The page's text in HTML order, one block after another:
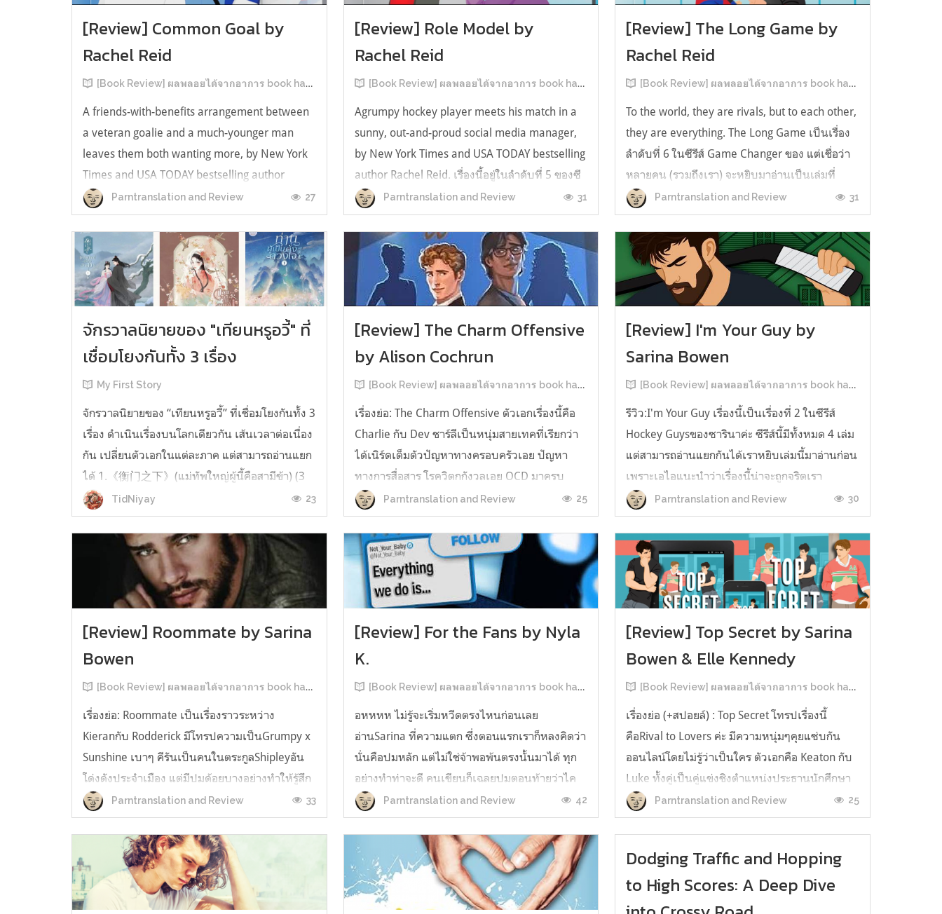
[Review] Common Goal by
Rachel Reid
[Book Review] ผลพลอยได้จากอาการ book hangover หลังอ่านสารพัน MM Romance
A friends-with-benefits arrangement between
a veteran goalie and a much-younger man
leaves them both wanting more, by New York
Times and USA TODAY bestselling author
Rachel Reid. เป็นเรื่องลำดับที่ 4ในซีรีส์ Game
Changer และเป็นเล่มที่ 4 ที่เราหยิบมาอ่าน ใน
ที่สุดลำดับเรื่องกับลำดับที่หยิบอ่านก็ตรงกั...
Parntranslation and Review 27
[Review] Role Model by
Rachel Reid
[Book Review] ผลพลอยได้จากอาการ book hangover หลังอ่านสารพัน MM Romance
Agrumpy hockey player meets his match in a
sunny, out-and-proud social media manager,
by New York Times and USA TODAY bestselling
author Rachel Reid. เรื่องนี้อยู่ในลำดับที่ 5 ของซี
รีส์ Game Changer แต่เป็นเรื่องที่ 3 ที่เราหยิบมา
อ่าน เพราะเห็นว่าเป็นเรื่องในไทม์ไลน์เดียวกันกับ
TheLong Game ประกอบกั...
Parntranslation and Review 31
[Review] The Long Game by
Rachel Reid
[Book Review] ผลพลอยได้จากอาการ book hangover หลังอ่านสารพัน MM Romance
To the world, they are rivals, but to each other,
they are everything. The Long Game เป็นเรื่อง
ลำดับที่ 6 ในซีรีส์ Game Changer ของ แต่เชื่อว่า
หลายคน (รวมถึงเรา) จะหยิบมาอ่านเป็นเล่มที่
2หลังจากอ่าน Heated Rivalry มา555 เรื่องย่อ:
The Long Game เล่ม Long Game นี่จะเป็น
ประมาณ2 ปีหลังจาก HR จะดำเนินเ...
Parntranslation and Review 31
จักรวาลนิยายของ "เทียนหรูอวี้" ที่
เชื่อมโยงกันทั้ง 3 เรื่อง
My First Story
จักรวาลนิยายของ “เทียนหรูอวี้” ที่เชื่อมโยงกันทั้ง 3
เรื่อง ดำเนินเรื่องบนโลกเดียวกัน เส้นเวลาต่อเนื่อง
กัน เปลี่ยนตัวเอกในแต่ละภาค แต่สามารถอ่านแยก
ได้ 1.《衡门之下》(แม่ทัพใหญ่ผู้นี้คือสามีข้า) (3
เล่มจบ) เป็นเรื่องที่เกิดก่อน เล่าเรื่องของ ฝูถิง กับ
หลี่ชีฉือ ที่ต้องแต่งงานกันก่อนจะใช้ชีวิตห่างไกล
TidNiyay 23
[Review] The Charm Offensive
by Alison Cochrun
[Book Review] ผลพลอยได้จากอาการ book hangover หลังอ่านสารพัน MM Romance
เรื่องย่อ: The Charm Offensive ตัวเอกเรื่องนี้คือ
Charlie กับ Dev ชาร์ลีเป็นหนุ่มสายเทคที่เรียกว่า
ได้เนิร์ดเต็มตัวปัญหาทางครอบครัวเอย ปัญหา
ทางการสื่อสาร โรควิตกกังวลเอย OCD มาครบ
เรียกได้ว่าครบองค์ประกอบความโอตะ เขาทั้งไม่
เชื่อในรักแท้ ไม่เคยมีความสัมพันธ์ในเชิงโรแมนติก
กับใคร หรืออาจเรียกว่าไม่เคยรู...
Parntranslation and Review 25
[Review] I'm Your Guy by
Sarina Bowen
[Book Review] ผลพลอยได้จากอาการ book hangover หลังอ่านสารพัน MM Romance
รีวิว:I'm Your Guy เรื่องนี้เป็นเรื่องที่ 2 ในซีรีส์
Hockey Guysของซารินาค่ะ ซีรีส์นี้มีทั้งหมด 4 เล่ม
แต่สามารถอ่านแยกกันได้เราหยิบเล่มนี้มาอ่านก่อน
เพราะเอไอแนะนำว่าเรื่องนี้น่าจะถูกจริตเรา
มากกว่า555 เรื่องนี้เป็นเรื่องราวของ TOMMASO
นักกีฬาฮอกกี้ NHL กับ Carter มัณฑนากรมือฉมัง
ทอมมาโซเพิ่งโดนเทร...
Parntranslation and Review 30
[Review] Roommate by Sarina
Bowen
[Book Review] ผลพลอยได้จากอาการ book hangover หลังอ่านสารพัน MM Romance
เรื่องย่อ: Roommate เป็นเรื่องราวระหว่าง
Kieranกับ Rodderick มีโทรปความเป็นGrumpy x
Sunshine เบาๆ คีรันเป็นคนในตระกูลShipleyอัน
โด่งดังประจำเมือง แต่มีปมด้อยบางอย่างทำให้รู้สึก
ว่าพ่อรักพี่ชายมากกว่าตัวเองเสมอ จึงดิ้นรนอยาก
ออกมาอยู่คนเดียวเพื่อให้หลุดจากอิทธิพลของที่
บ้าน และไล่ตามความฝันการเป็นกราฟฟิ...
Parntranslation and Review 33
[Review] For the Fans by Nyla
K.
[Book Review] ผลพลอยได้จากอาการ book hangover หลังอ่านสารพัน MM Romance
อหหหห ไม่รู้จะเริ่มหวีดตรงไหนก่อนเลย
อ่านSarina ที่ความแตก ซึ่งตอนแรกเราก็หลงคิดว่า
นั่นคือปมหลัก แต่ไม่ใช่จ้าพอพ้นตรงนั้นมาได้ ทุก
อย่างทำท่าจะดี คนเขียนก็เฉลยปมตอนท้ายว่าไค
รันเคยเจออะไรมาในอดีตเท่านั้นแหละ คดีพลิกใน
ทันใด!!! ตรงนี้เป็นNarrative Escalation ที่ชอบ
มาก ทำให้รู้สึกเหมือนคนเขียนวางแผนไว้ตั...
Parntranslation and Review 42
[Review] Top Secret by Sarina
Bowen & Elle Kennedy
[Book Review] ผลพลอยได้จากอาการ book hangover หลังอ่านสารพัน MM Romance
เรื่องย่อ (+สปอยล์) : Top Secret โทรปเรื่องนี้
คือRival to Lovers ค่ะ มีความหนุ่มๆคุยแซ่บกัน
ออนไลน์โดยไม่รู้ว่าเป็นใคร ตัวเอกคือ Keaton กับ
Luke ทั้งคู่เป็นคู่แข่งชิงตำแหน่งประธานนักศึกษา
ของมหาวิทยาลัยประวัติศาสตร์ยาวนาน คีตันคือ
ตระกูลเรียนที่นี่มาสามรุ่น ใครๆ ก็มองว่าน่าจะได้
Parntranslation and Review 25
Dodging Traffic and Hopping
to High Scores: A Deep Dive